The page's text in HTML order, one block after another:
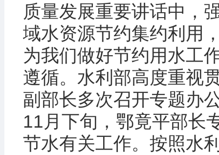
质量发展重要讲话中，
域水资源节约集约利用
为我们做好节约用水工
遵循。水利部高度重视
副部长多次召开专题办
11月下旬，鄂竟平部长
节水有关工作。按照水